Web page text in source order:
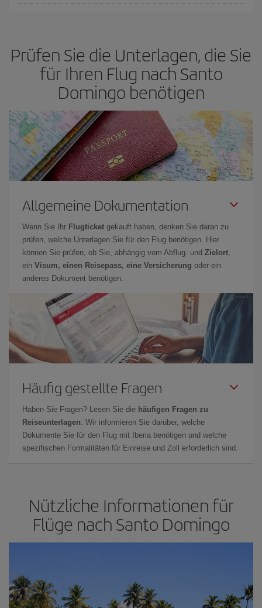
Prüfen Sie die Unterlagen, die Sie
für Ihren Flug nach Santo
Domingo benötigen
Allgemeine Dokumentation
Wenn Sie Ihr Flugticket gekauft haben, denken Sie daran zu
prüfen, welche Unterlagen Sie für den Flug benötigen. Hier
können Sie prüfen, ob Sie, abhängig vom Abflug- und Zielort
ein Visum, einen Reisepass, eine Versicherung oder ein
anderes Dokument benötigen.
Häufig gestellte Fragen
Haben Sie Fragen? Lesen Sie die häufigen Fragen zu
Reiseunterlagen: Wir informieren Sie darüber, welche
Dokumente Sie für den Flug mit Iberia benötigen und welche
spezifischen Formalitäten für Einreise und Zoll erforderlich sind.
Nützliche Informationen für
Flüge nach Santo Domingo